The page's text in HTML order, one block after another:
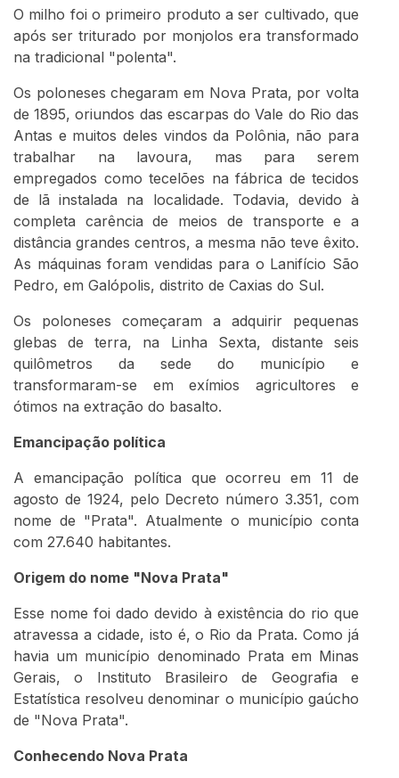
O milho foi o primeiro produto a ser cultivado, que
após ser triturado por monjolos era transformado
na tradicional "polenta".
Os poloneses chegaram em Nova Prata, por volta
de 1895, oriundos das escarpas do Vale do Rio das
Antas e muitos deles vindos da Polônia, não para
trabalhar na lavoura, mas para serem
empregados como tecelões na fábrica de tecidos
de lã instalada na localidade. Todavia, devido à
completa carência de meios de transporte e a
distância grandes centros, a mesma não teve êxito.
As máquinas foram vendidas para o Lanifício São
Pedro, em Galópolis, distrito de Caxias do Sul.
Os poloneses começaram a adquirir pequenas
glebas de terra, na Linha Sexta, distante seis
quilômetros da sede do município e
transformaram-se em exímios agricultores e
ótimos na extração do basalto.
Emancipação política
A emancipação política que ocorreu em 11 de
agosto de 1924, pelo Decreto número 3.351, com
nome de "Prata". Atualmente o município conta
com 27.640 habitantes.
Origem do nome "Nova Prata"
Esse nome foi dado devido à existência do rio que
atravessa a cidade, isto é, o Rio da Prata. Como já
havia um município denominado Prata em Minas
Gerais, o Instituto Brasileiro de Geografia e
Estatística resolveu denominar o município gaúcho
de "Nova Prata".
Conhecendo Nova Prata